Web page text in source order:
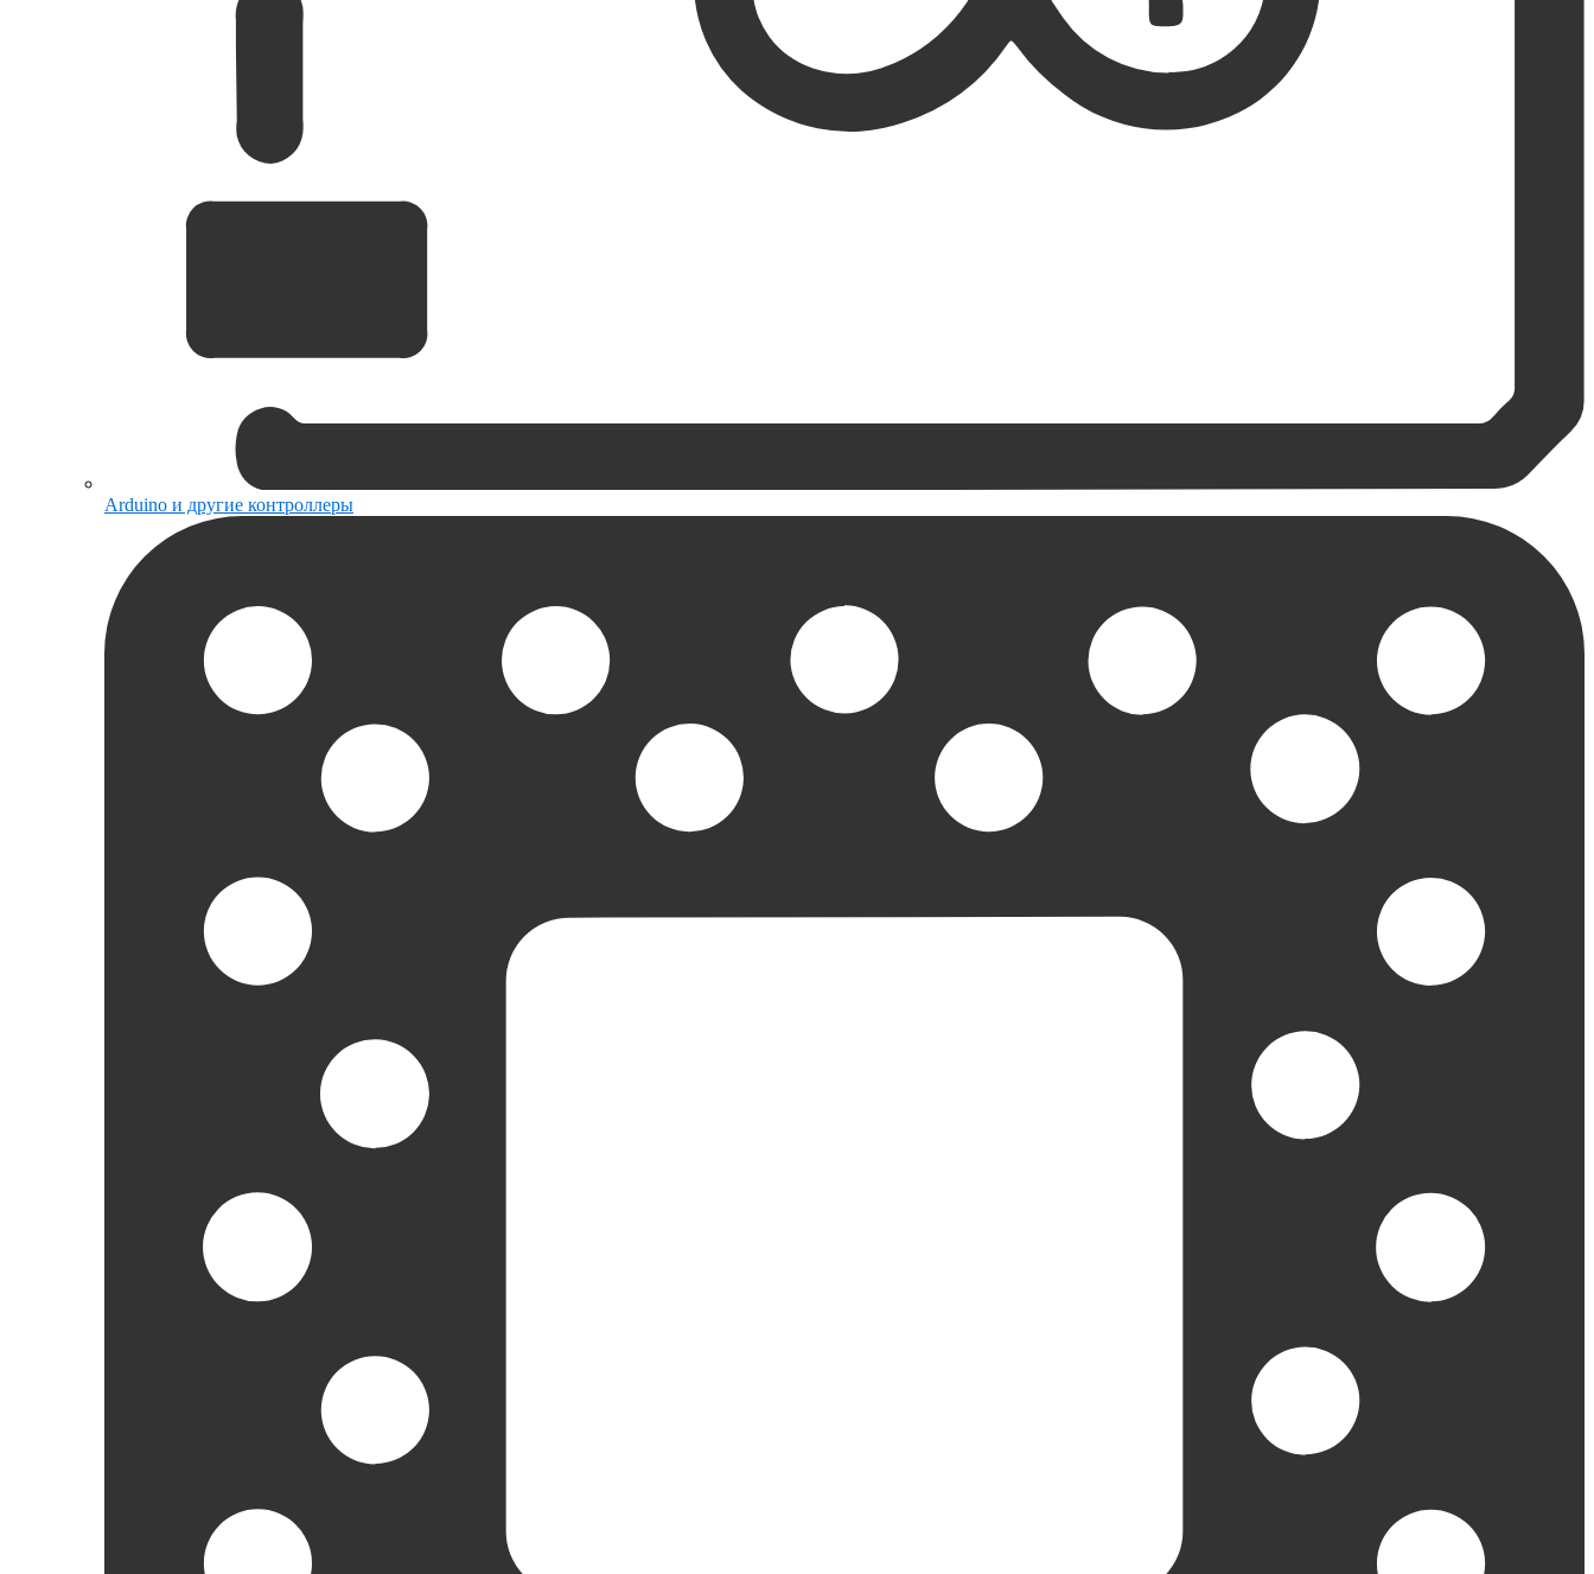
Arduino и другие контроллеры